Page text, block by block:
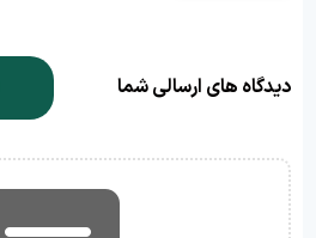
دیدگاه های ارسالی شما